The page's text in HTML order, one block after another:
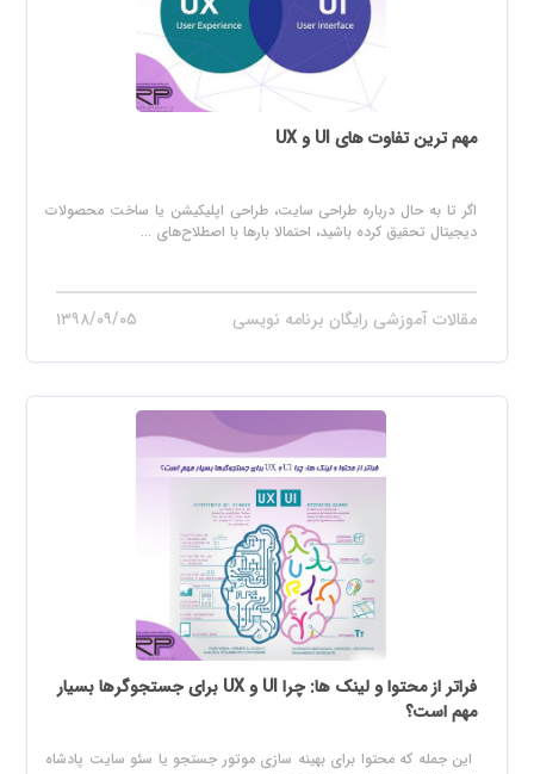
مهم ترین تفاوت های UI و UX
اگر تا به حال درباره طراحی سایت، طراحی اپلیکیشن یا ساخت محصولات
دیجیتال تحقیق کرده باشید، احتمالا بارها با اصطلاح‌های ...
مقالات آموزشی رایگان برنامه نویسی ۱۳۹۸/۰۹/۰۵
فراتر از محتوا و لینک ها: چرا UI و UX برای جستجوگرها بسیار
مهم است؟
این جمله که محتوا برای بهینه سازی موتور جستجو یا سئو سایت پادشاه